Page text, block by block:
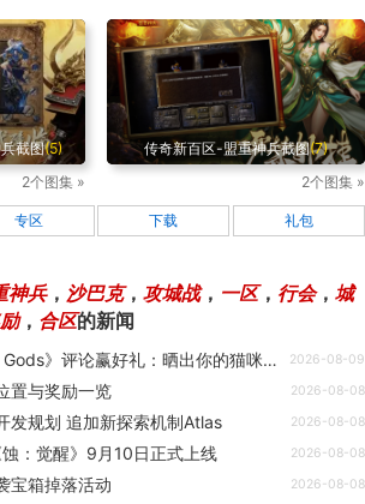
截图(5)
2个图集 »
传奇新百区-盟重神兵截图(7)
2个图集 »
专区 下载 礼包
神兵， 沙巴克， 攻城战， 一区， 行会， 城
， 合区的新闻
《Dragonheir: Silent Gods》评论赢好礼：晒出你的猫咪主子！ 2026-08-09
置与奖励一览 2026-08-08
发规划 追加新探索机制Atlas 2026-08-08
：觉醒》9月10日正式上线 2026-08-08
宝箱掉落活动 2026-08-08